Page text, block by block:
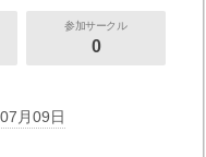
参加サークル
0
月09日